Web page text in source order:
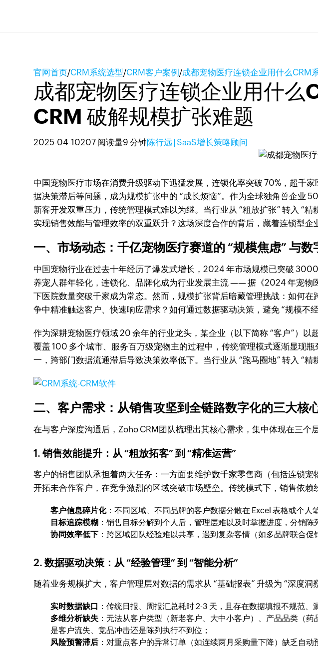
官网首页/CRM系统选型/CRM客户案例/成都宠物医疗连锁企业用什么CRM
成都宠物医疗连锁企业用什么
CRM 破解规模扩张难题
2025-04-10207 阅读量9 分钟陈行远 | SaaS增长策略顾问
中国宠物医疗市场在消费升级驱动下迅猛发展，连锁化率突破 70%，超千
据决策滞后等问题，成为规模扩张中的 “成长烦恼”。作为全球独角兽企业
新客开发双重压力，传统管理模式难以为继。当行业从 “粗放扩张” 转入 “精
实现销售效能与管理效率的双重跃升？这场深度合作的背后，藏着连锁型企
一、市场动态：千亿宠物医疗赛道的 “规模焦虑” 与数
中国宠物行业在过去十年经历了爆发式增长，2024 年市场规模已突破
养宠人群年轻化，连锁化、品牌化成为行业发展主流 —— 据《2024 年宠物
下医院数量突破千家成为常态。然而，规模扩张背后暗藏管理挑战：如何
争中精准触达客户、快速响应需求？如何通过数据驱动决策，避免 “规模不
作为深耕宠物医疗领域 20 余年的行业龙头，某企业（以下简称 “客户”）
覆盖 100 多个城市、服务百万级宠物主的过程中，传统管理模式逐渐显现
一，跨部门数据流通滞后导致决策效率低下。当行业从 “跑马圈地” 转入 “精
二、客户需求：从销售攻坚到全链路数字化的三大核
在与客户深度沟通后，Zoho CRM团队梳理出其核心需求，集中体现在三个
1. 销售效能提升：从 “粗放拓客” 到 “精准运营”
客户的销售团队承担着两大任务：一方面要维护数千家零售商（包括连锁
开拓未合作客户，在竞争激烈的区域突破市场壁垒。传统模式下，销售依赖
客户信息碎片化：不同区域、不同品牌的客户数据分散在 Excel 表格或个
目标追踪模糊 ：销售目标分解到个人后，管理层难以及时掌握进度，分销
协同效率低下 ：跨区域团队经验难以共享，遇到复杂客情（如多品牌联合
2. 数据驱动决策：从 “经验管理” 到 “智能分析”
随着业务规模扩大，客户管理层对数据的需求从 “基础报表” 升级为 “深度洞
实时数据缺口 ：传统日报、周报汇总耗时 2-3 天，且存在数据填报不规范
多维分析缺失 ：无法从客户类型（新老客户、大中小客户）、产品品类（
是客户流失、竞品冲击还是陈列执行不到位；
风险预警滞后 ：对重点客户的异常订单（如连续两月采购量下降）缺乏自动